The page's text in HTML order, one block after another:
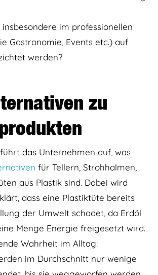
insbesondere im professionellen
Gastronomie, Events etc.) auf
werden?
zu
das Unternehmen auf, was
für Tellern, Strohhalmen,
aus Plastik sind. Dabei wird
dass eine Plastiktüte bereits
der Umwelt schadet, da Erdöl
Menge Energie freigesetzt wird.
Wahrheit im Alltag:
im Durchschnitt nur wenige